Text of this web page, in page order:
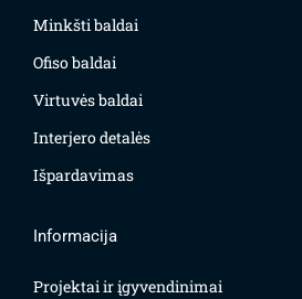
Minkšti baldai
Ofiso baldai
Virtuvės baldai
Interjero detalės
Išpardavimas
Informacija
Projektai ir įgyvendinimai